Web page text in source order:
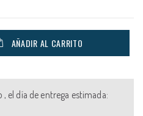
AÑADIR AL CARRITO
el día de entrega estimada: